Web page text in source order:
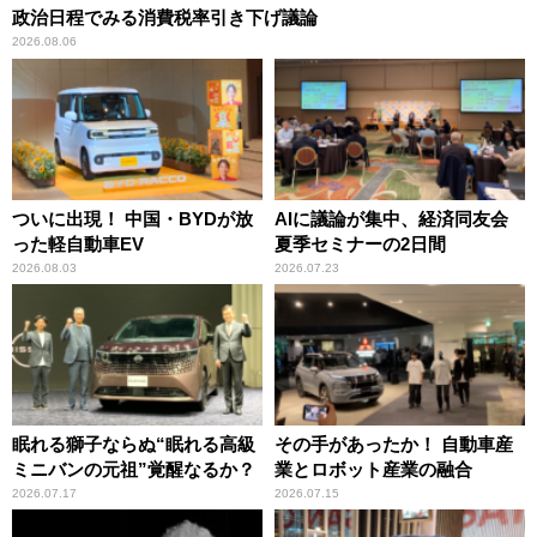
政治日程でみる消費税率引き下げ議論
2026.08.06
ついに出現！ 中国・BYDが放
った軽自動車EV
2026.08.03
AIに議論が集中、経済同友会
夏季セミナーの2日間
2026.07.23
眠れる獅子ならぬ“眠れる高級
ミニバンの元祖”覚醒なるか？
2026.07.17
その手があったか！ 自動車産
業とロボット産業の融合
2026.07.15